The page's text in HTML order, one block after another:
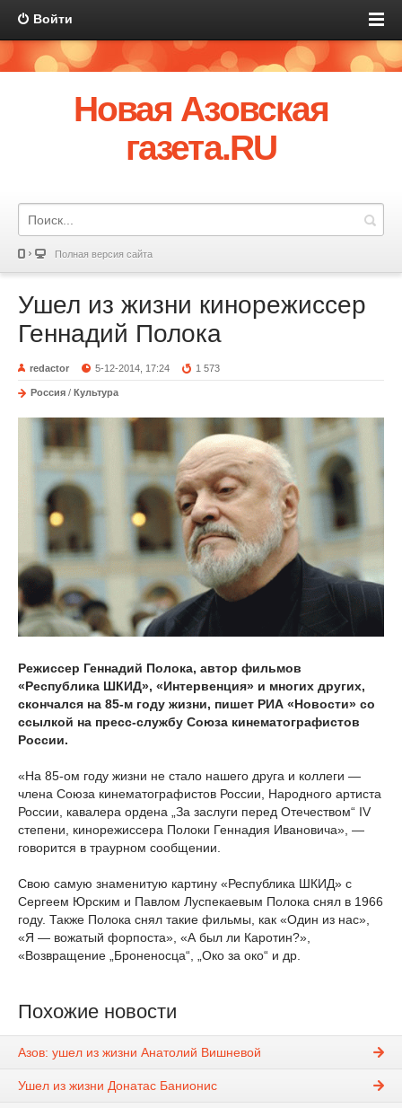
Войти
Новая Азовская
газета.RU
Полная версия сайта
Ушел из жизни кинорежиссер
Геннадий Полока
redactor 5-12-2014, 17:24 1 573
Россия / Культура
Режиссер Геннадий Полока, автор фильмов
«Республика ШКИД», «Интервенция» и многих других,
скончался на 85-м году жизни, пишет РИА «Новости» со
ссылкой на пресс-службу Союза кинематографистов
России.
«На 85-ом году жизни не стало нашего друга и коллеги —
члена Союза кинематографистов России, Народного артиста
России, кавалера ордена „За заслуги перед Отечеством“ IV
степени, кинорежиссера Полоки Геннадия Ивановича», —
говорится в траурном сообщении.
Свою самую знаменитую картину «Республика ШКИД» с
Сергеем Юрским и Павлом Луспекаевым Полока снял в 1966
году. Также Полока снял такие фильмы, как «Один из нас»,
«Я — вожатый форпоста», «А был ли Каротин?»,
«Возвращение „Броненосца“, „Око за око“ и др.
Похожие новости
Азов: ушел из жизни Анатолий Вишневой
Ушел из жизни Донатас Банионис